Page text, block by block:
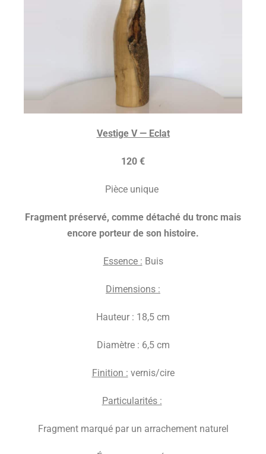
Vestige V — Eclat
120 €
Pièce unique
Fragment préservé, comme détaché du tronc mais
encore porteur de son histoire.
Essence : Buis
Dimensions :
Hauteur : 18,5 cm
Diamètre : 6,5 cm
Finition : vernis/cire
Particularités :
Fragment marqué par un arrachement naturel